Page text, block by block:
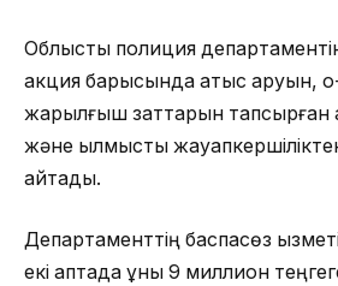
Облыстық полиция
акция барысында атыс қаруын,
жарылғыш заттарын тапсырған
және қылмыстық
айтады.
Департаменттің баспасөз
екі аптада құны 9 миллион